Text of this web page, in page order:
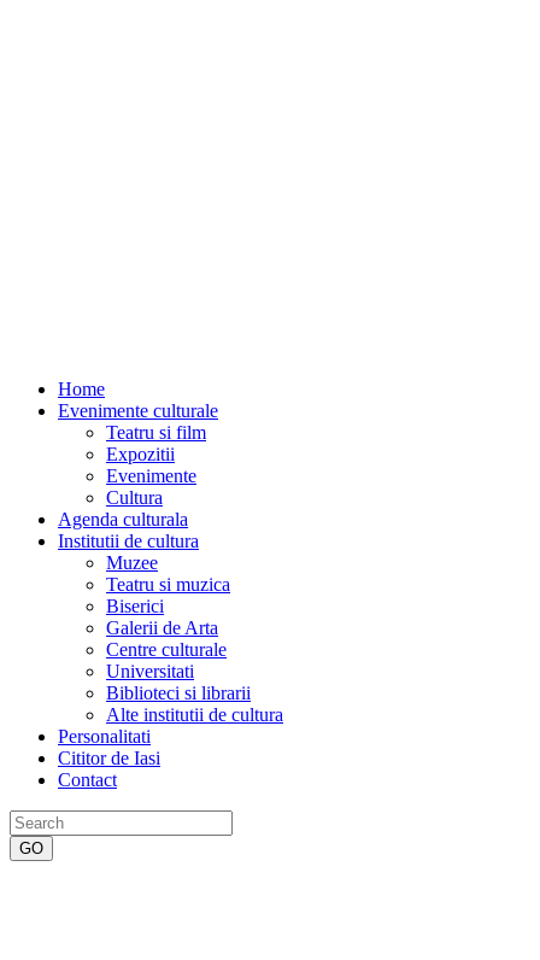
Home
Evenimente culturale
Teatru si film
Expozitii
Evenimente
Cultura
Agenda culturala
Institutii de cultura
Muzee
Teatru si muzica
Biserici
Galerii de Arta
Centre culturale
Universitati
Biblioteci si librarii
Alte institutii de cultura
Personalitati
Cititor de Iasi
Contact